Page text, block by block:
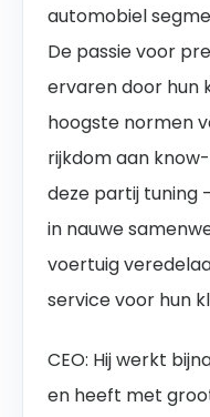
automobiel
De passie voor
ervaren door hun
hoogste normen
rijkdom aan
deze partij tuning
in nauwe
voertuig
service voor hun
CEO: Hij werkt
en heeft met